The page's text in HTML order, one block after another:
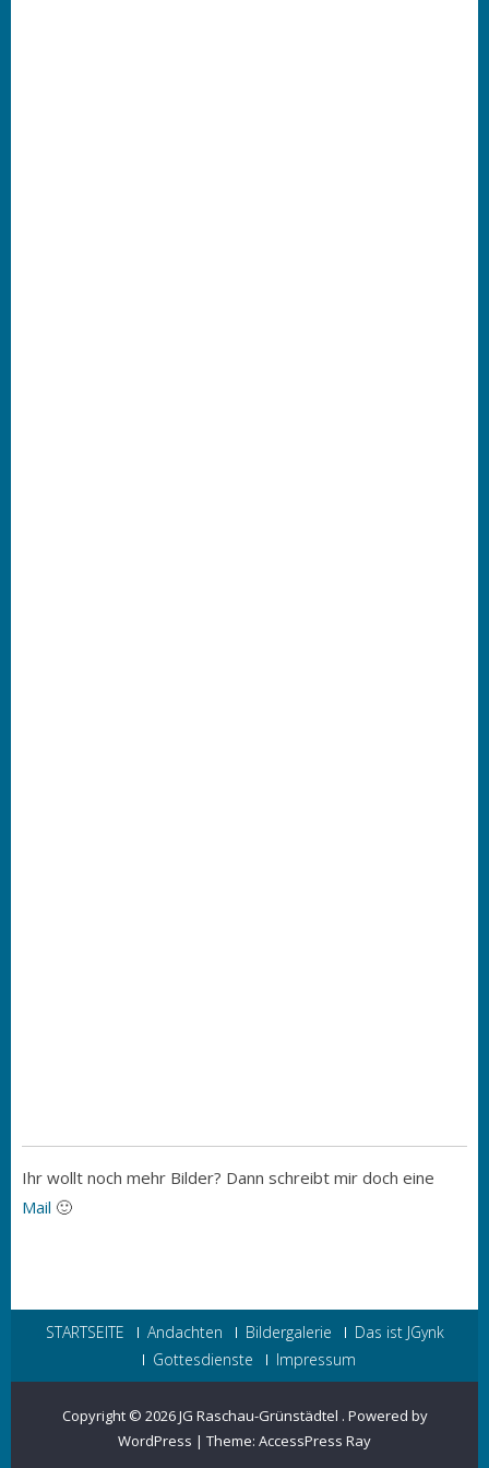
Ihr wollt noch mehr Bilder? Dann schreibt mir doch eine
Mail 🙂
STARTSEITE Andachten Bildergalerie
Das ist JGynk
Gottesdienste
Impressum
Copyright © 2026JG Raschau-Grünstädtel . Powered by
WordPress | Theme: AccessPress Ray